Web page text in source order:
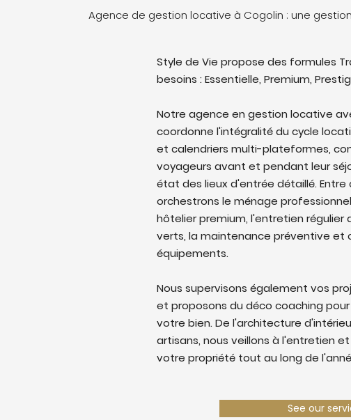
Agence de gestion locative à Cogolin : une
Style de Vie propose des formules
besoins : Essentielle, Premium,
Notre agence en gestion locative
coordonne l'intégralité du cycle
et calendriers multi-plateformes,
voyageurs avant et pendant leur
état des lieux d'entrée détaillé.
orchestrons le ménage
hôtelier premium, l'entretien régulier
verts, la maintenance préventive et
équipements.
Nous supervisons également vos
et proposons du déco coaching
votre bien. De l'architecture
artisans, nous veillons à l'entretien
votre propriété tout au long de
See our